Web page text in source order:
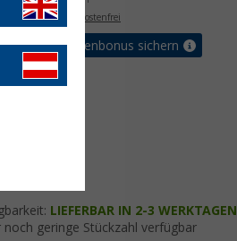
MwSt.,versandkostenfrei
€ Vorteilskartenbonus sichern
LIEFERBAR IN 2-3 WERKTAGEN
noch geringe Stückzahl verfügbar